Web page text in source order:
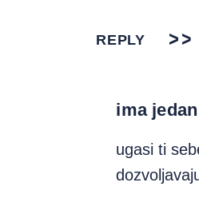
REPLY
ima
ugasi ti